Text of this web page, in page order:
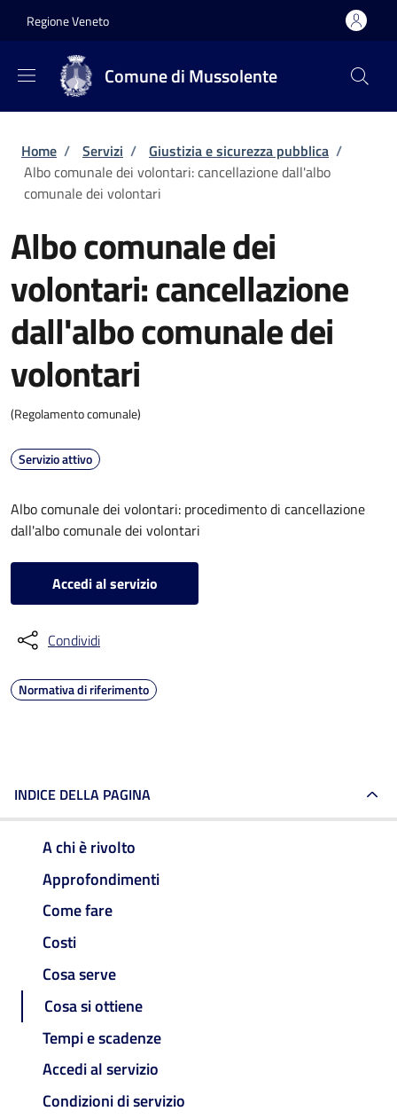
Regione Veneto
Comune di Mussolente
Briciole di pane
Home / Servizi / Giustizia e sicurezza pubblica /
Albo comunale dei volontari: cancellazione dall'albo
comunale dei volontari
Albo comunale dei
volontari: cancellazione
dall'albo comunale dei
volontari
(Regolamento comunale)
Servizio attivo
Albo comunale dei volontari: procedimento di cancellazione
dall'albo comunale dei volontari
Accedi al servizio
Condividi
Normativa di riferimento
INDICE DELLA PAGINA
A chi è rivolto
Approfondimenti
Come fare
Costi
Cosa serve
Cosa si ottiene
Tempi e scadenze
Accedi al servizio
Condizioni di servizio